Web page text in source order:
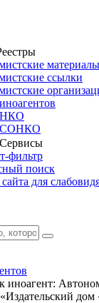
материалы
ссылки
НКО
СОНКО
Cервисы
фильтр
поиск
для
иноагент: